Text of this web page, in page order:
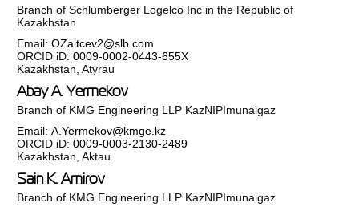
Branch of Schlumberger Logelco Inc in the Republic of
Kazakhstan
Email:OZaitcev2@slb.com
ORCID iD:0009-0002-0443-655X
Kazakhstan, Atyrau
Abay A. Yermekov
Branch of KMG Engineering LLP KazNIPImunaigaz
Email:A.Yermekov@kmge.kz
ORCID iD:0009-0003-2130-2489
Kazakhstan, Aktau
Sain K. Amirov
Branch of KMG Engineering LLP KazNIPImunaigaz